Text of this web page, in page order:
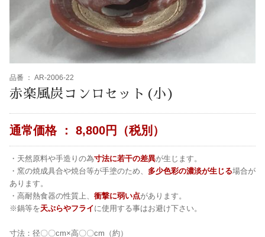
品番 ： AR-2006-22
赤楽風炭コンロセット(小)
通常価格 ： 8,800円（税別）
・天然原料や手造りの為寸法に若干の差異が生じます。
・窯の焼成具合や焼台等が手塗のため、 多少色彩の濃淡が生じる場合が
あります。
・高耐熱食器の性質上、 衝撃に弱い点があります。
※鍋等を天ぷらやフライに使用する事はお避け下さい。
寸法：径〇〇cm×高〇〇cm（約）